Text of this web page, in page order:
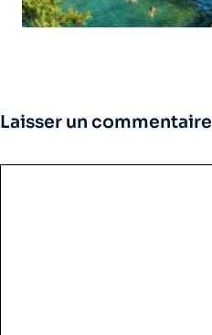
Laisser un commentaire